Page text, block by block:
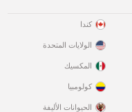
كندا
الولايات المتحدة
المكسيك
كولومبيا
الحيوانات الأليفة